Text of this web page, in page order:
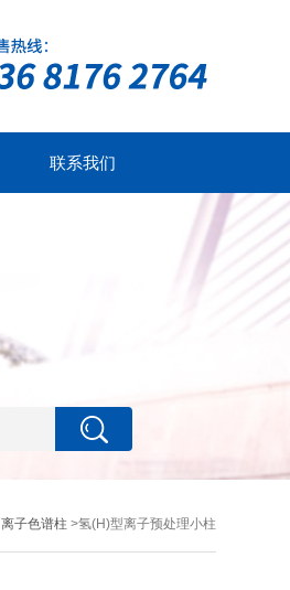
联系我们
离子色谱柱 >氢(H)型离子预处理小柱